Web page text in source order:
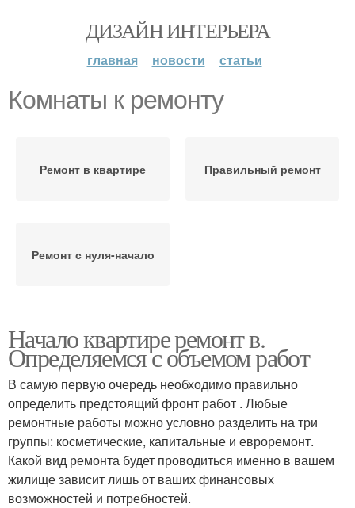
ДИЗАЙН ИНТЕРЬЕРА
главная новости статьи
Комнаты к ремонту
Ремонт в квартире Правильный ремонт
Ремонт с нуля-начало
Начало квартире ремонт в.
Определяемся с объемом работ
В самую первую очередь необходимо правильно
определить предстоящий фронт работ . Любые
ремонтные работы можно условно разделить на три
группы: косметические, капитальные и евроремонт.
Какой вид ремонта будет проводиться именно в вашем
жилище зависит лишь от ваших финансовых
возможностей и потребностей.